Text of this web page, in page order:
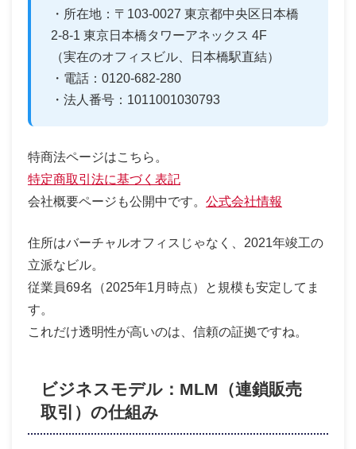
・所在地：〒103-0027 東京都中央区日本橋
2-8-1 東京日本橋タワーアネックス 4F
（実在のオフィスビル、日本橋駅直結）
・電話：0120-682-280
・法人番号：1011001030793
特商法ページはこちら。
特定商取引法に基づく表記
会社概要ページも公開中です。 公式会社情報
住所はバーチャルオフィスじゃなく、2021年竣工の
立派なビル。
従業員69名（2025年1月時点）と規模も安定してま
す。
これだけ透明性が高いのは、信頼の証拠ですね。
ビジネスモデル：MLM（連鎖販売
取引）の仕組み